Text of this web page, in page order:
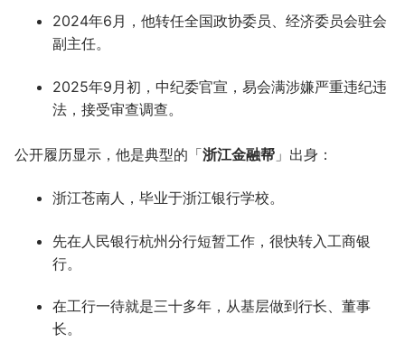
2024年6月，他转任全国政协委员、经济委员会驻会
副主任。
2025年9月初，中纪委官宣，易会满涉嫌严重违纪违
法，接受审查调查。
公开履历显示，他是典型的「浙江金融帮 」出身：
浙江苍南人，毕业于浙江银行学校。
先在人民银行杭州分行短暂工作，很快转入工商银
行。
在工行一待就是三十多年，从基层做到行长、董事
长。